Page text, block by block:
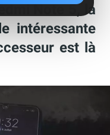
Note 5, la
intéressante
est là